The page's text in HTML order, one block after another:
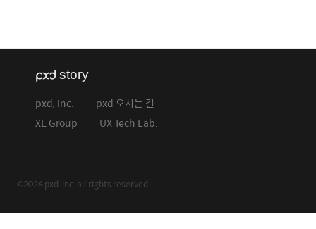
pxd, inc.
pxd 오시는 길
XE Group
UX Tech Lab.
©2026 pxd, inc. all rights reserved.